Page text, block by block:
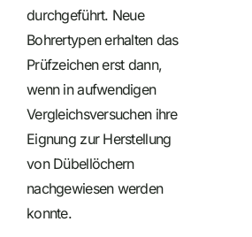
durchgeführt. Neue
Bohrertypen erhalten das
Prüfzeichen erst dann,
wenn in aufwendigen
Vergleichsversuchen ihre
Eignung zur Herstellung
von Dübellöchern
nachgewiesen werden
konnte.